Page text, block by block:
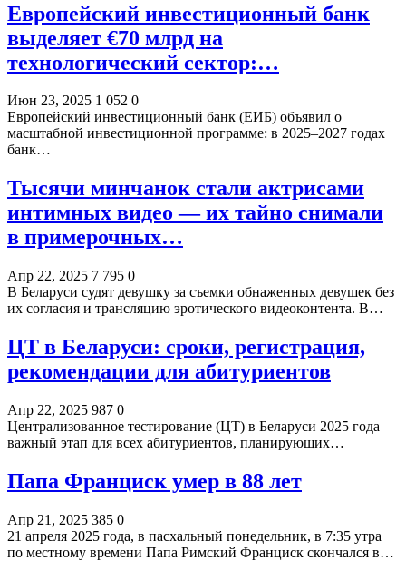
Европейский инвестиционный банк
выделяет €70 млрд на
технологический сектор:…
Июн 23, 2025 1 052 0
Европейский инвестиционный банк (ЕИБ) объявил о
масштабной инвестиционной программе: в 2025–2027 годах
банк…
Тысячи минчанок стали актрисами
интимных видео — их тайно снимали
в примерочных…
Апр 22, 2025 7 795 0
В Беларуси судят девушку за съемки обнаженных девушек без
их согласия и трансляцию эротического видеоконтента. В…
ЦТ в Беларуси: сроки, регистрация,
рекомендации для абитуриентов
Апр 22, 2025 987 0
Централизованное тестирование (ЦТ) в Беларуси 2025 года —
важный этап для всех абитуриентов, планирующих…
Папа Франциск умер в 88 лет
Апр 21, 2025 385 0
21 апреля 2025 года, в пасхальный понедельник, в 7:35 утра
по местному времени Папа Римский Франциск скончался в…